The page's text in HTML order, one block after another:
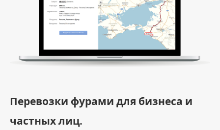
Перевозки фурами для бизнеса и
частных лиц.